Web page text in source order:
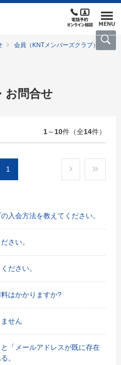
会員（KNTメンバーズクラブ）につ
お問合せ
1～ 10件（全14件）
1
入会方法を教えてください。
さい。
ださい。
はかかりますか?
せん
「メールアドレスが既に存在
。